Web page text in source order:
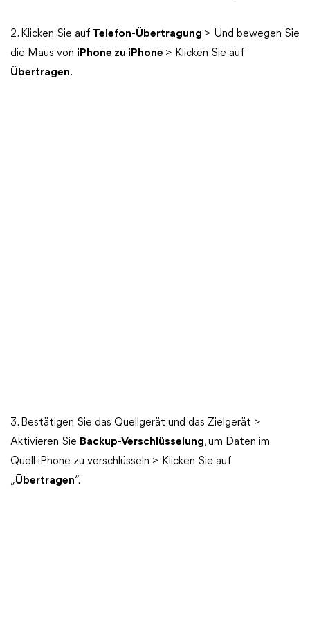
2. Klicken Sie auf Telefon-Übertragung > Und bewegen Sie
die Maus von iPhone zu iPhone > Klicken Sie auf
Übertragen.
3. Bestätigen Sie das Quellgerät und das Zielgerät >
Aktivieren Sie Backup-Verschlüsselung, um Daten im
Quell-iPhone zu verschlüsseln > Klicken Sie auf
„Übertragen“.